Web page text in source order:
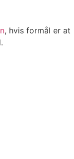
, hvis formål er at